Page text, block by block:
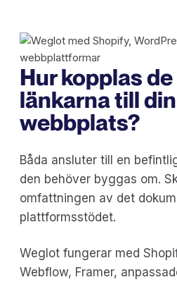
Hur kopplas
länkarna till din
webbplats?
Båda ansluter till en
den behöver byggas om.
omfattningen av det
plattformsstödet.
Weglot fungerar med
Webflow, Framer,